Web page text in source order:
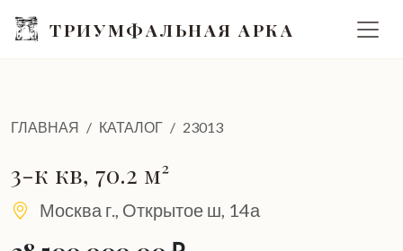
ТРИУМФАЛЬНАЯ АРКА
ГЛАВНАЯ КАТАЛОГ 23013
3-к кв, 70.2 м²
Москва г., Открытое ш, 14а